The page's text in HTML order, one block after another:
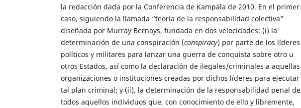
la redacción dada por la Conferencia de Kampala de 2010. En el primer
caso, siguiendo la llamada “teoría de la responsabilidad colectiva”
diseñada por Murray Bernays, fundada en dos velocidades: (i) la
determinación de una conspiración (conspiracy) por parte de los líderes
políticos y militares para lanzar una guerra de conquista sobre otro u
otros Estados, así como la declaración de ilegales/criminales a aquellas
organizaciones o instituciones creadas por dichos líderes para ejecutar
tal plan criminal; y (ii), la determinación de la responsabilidad penal de
todos aquellos individuos que, con conocimiento de ello y libremente,